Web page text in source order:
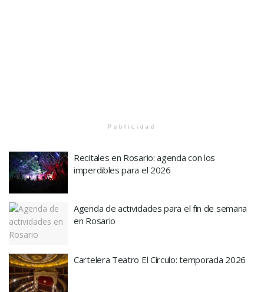
Publicidad
Recitales en Rosario: agenda con los
imperdibles para el 2026
Agenda de actividades para el fin de semana
en Rosario
Cartelera Teatro El Círculo: temporada 2026